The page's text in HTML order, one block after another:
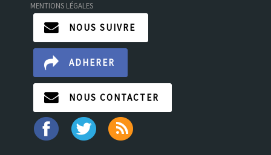
MENTIONS LÉGALES
NOUS SUIVRE
ADHERER
NOUS CONTACTER